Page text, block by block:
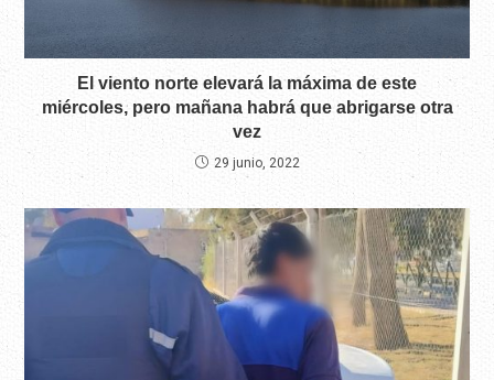
El viento norte elevará la máxima de este
miércoles, pero mañana habrá que abrigarse otra
vez
29 junio, 2022